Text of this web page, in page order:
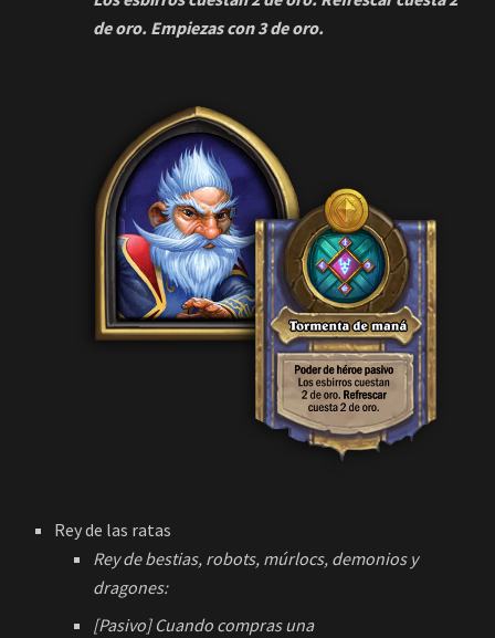
Rey de bestias, robots, múrlocs, demonios y
dragones:
[Pasivo] Cuando compras una
bestia/robot/múrloc/demonio/dragón, le otorga